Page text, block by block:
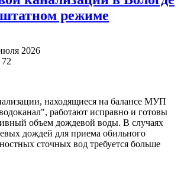
режиме
2026
находящиеся на балансе МУП
работают исправно и готовы
объем дождевой воды. В случаях
дождей для приема обильного
сточных вод требуется больше